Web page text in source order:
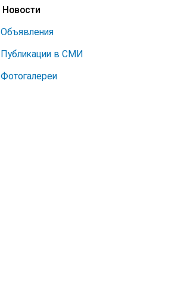
Новости
Объявления
Публикации в СМИ
Фотогалереи